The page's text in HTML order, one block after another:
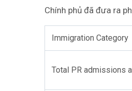
Chính phủ đã đưa ra
Immigration Category
Total PR admissions